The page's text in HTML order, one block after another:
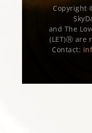
Copyright
and The
(LET)Ⓡ are
Contact: